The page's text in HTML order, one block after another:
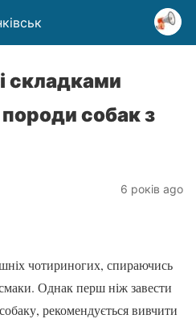
складками
собак з
6 років ago
чотириногих, спираючись
Однак перш ніж завести
рекомендується вивчити